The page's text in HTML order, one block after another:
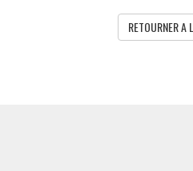
RETOURNER A